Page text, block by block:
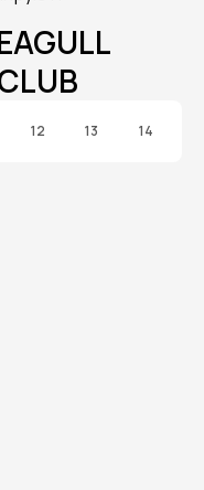
12 13 14